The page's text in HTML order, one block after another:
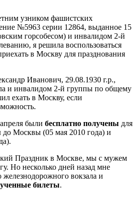
узником фашистских
№5963 серии 12864, выданное 15
горсобесом) и инвалидом 2-й
я решила воспользоваться
в Москву для празднования
Иванович, 29.08.1930 г.р.,
и инвалидом 2-й группы по общему
ехать в Москву, если
были бесплатно получены для
Москвы (05 мая 2010 года) и
Праздник в Москве, мы с мужем
Но несколько дней назад мне
вокзала и
билеты.